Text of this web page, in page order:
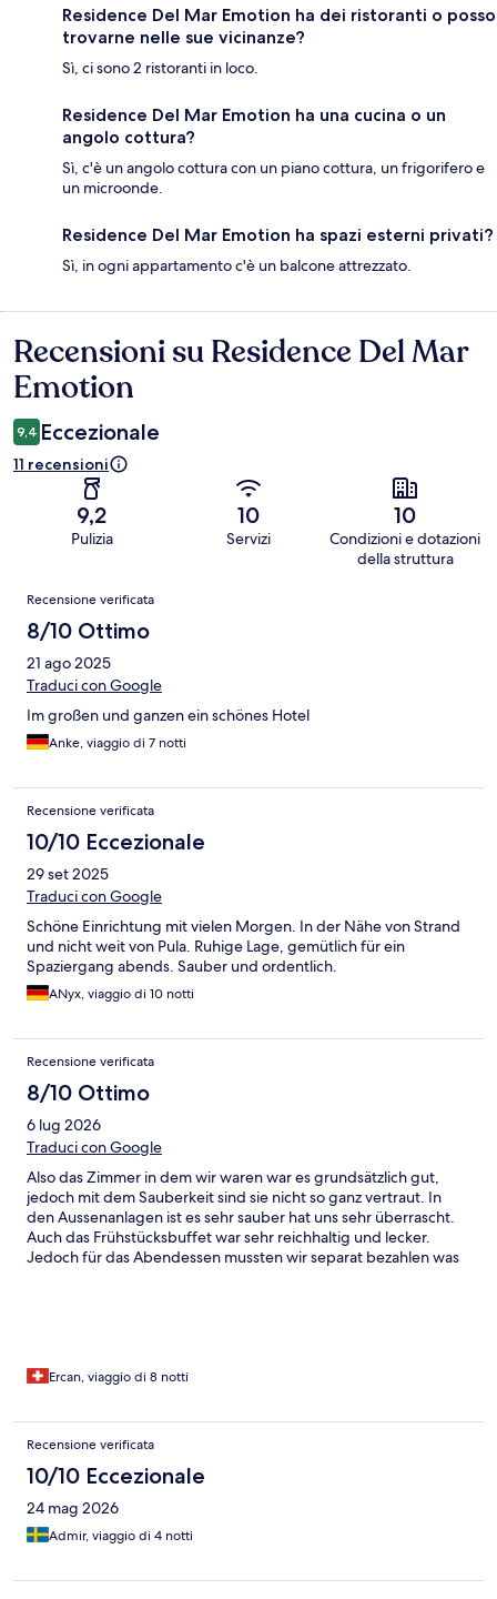
Residence Del Mar Emotion ha dei ristoranti o posso
trovarne nelle sue vicinanze?
Sì, ci sono 2 ristoranti in loco.
Residence Del Mar Emotion ha una cucina o un
angolo cottura?
Sì, c'è un angolo cottura con un piano cottura, un frigorifero e
un microonde.
Residence Del Mar Emotion ha spazi esterni privati?
Sì, in ogni appartamento c'è un balcone attrezzato.
Recensioni
Recensioni su Residence Del Mar
Emotion
9,4 Eccezionale
11 recensioni
9,2
Pulizia
10
Servizi
10
Condizioni e dotazioni
della struttura
Recensioni
Recensione verificata
8/10 Ottimo
21 ago 2025
Traduci con Google
Im großen und ganzen ein schönes Hotel
Anke, viaggio di 7 notti
Recensione verificata
10/10 Eccezionale
29 set 2025
Traduci con Google
Schöne Einrichtung mit vielen Morgen. In der Nähe von Strand
und nicht weit von Pula. Ruhige Lage, gemütlich für ein
Spaziergang abends. Sauber und ordentlich.
ANyx, viaggio di 10 notti
Recensione verificata
8/10 Ottimo
6 lug 2026
Traduci con Google
Also das Zimmer in dem wir waren war es grundsätzlich gut,
jedoch mit dem Sauberkeit sind sie nicht so ganz vertraut. In
den Aussenanlagen ist es sehr sauber hat uns sehr überrascht.
Auch das Frühstücksbuffet war sehr reichhaltig und lecker.
Jedoch für das Abendessen mussten wir separat bezahlen was
Ercan, viaggio di 8 notti
Recensione verificata
10/10 Eccezionale
24 mag 2026
Admir, viaggio di 4 notti